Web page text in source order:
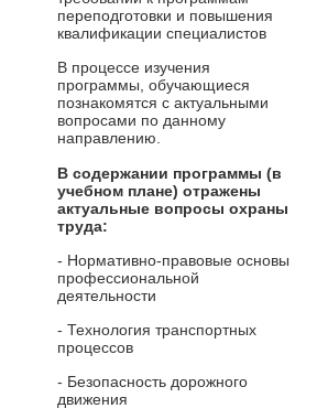
переподготовки и повышения
квалификации специалистов
В процессе изучения
программы, обучающиеся
познакомятся с актуальными
вопросами по данному
направлению.
В содержании программы (в
учебном плане) отражены
актуальные вопросы охраны
труда:
- Нормативно-правовые основы
профессиональной
деятельности
- Технология транспортных
процессов
- Безопасность дорожного
движения